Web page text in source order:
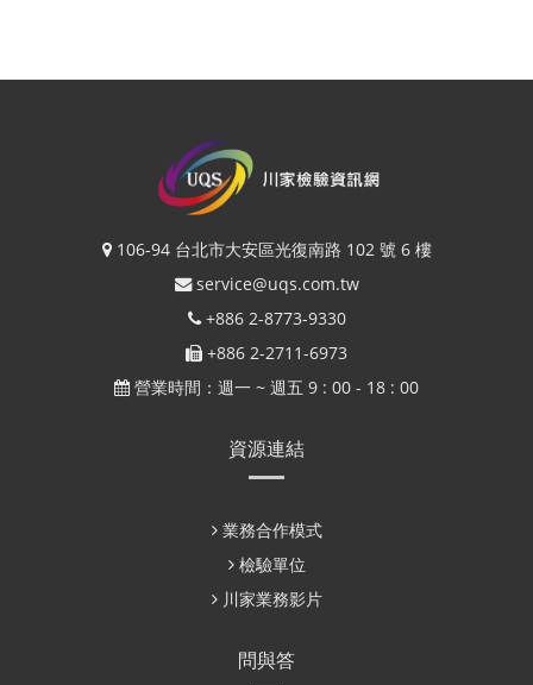
106-94 台北市大安區光復南路 102 號 6 樓
service@uqs.com.tw
+886 2-8773-9330
+886 2-2711-6973
營業時間：週一 ~ 週五 9 : 00 - 18 : 00
資源連結
業務合作模式
檢驗單位
川家業務影片
問與答